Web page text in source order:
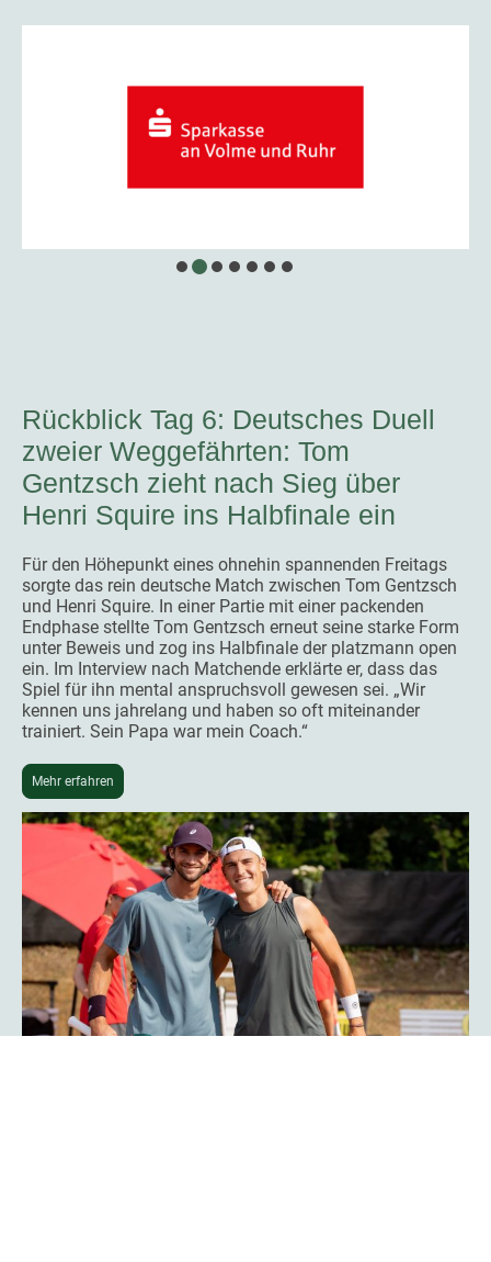
Rückblick Tag 6: Deutsches Duell
zweier Weggefährten: Tom
Gentzsch zieht nach Sieg über
Henri Squire ins Halbfinale ein
Für den Höhepunkt eines ohnehin spannenden Freitags
sorgte das rein deutsche Match zwischen Tom Gentzsch
und Henri Squire. In einer Partie mit einer packenden
Endphase stellte Tom Gentzsch erneut seine starke Form
unter Beweis und zog ins Halbfinale der platzmann open
ein. Im Interview nach Matchende erklärte er, dass das
Spiel für ihn mental anspruchsvoll gewesen sei. „Wir
kennen uns jahrelang und haben so oft miteinander
trainiert. Sein Papa war mein Coach.“
Mehr erfahren